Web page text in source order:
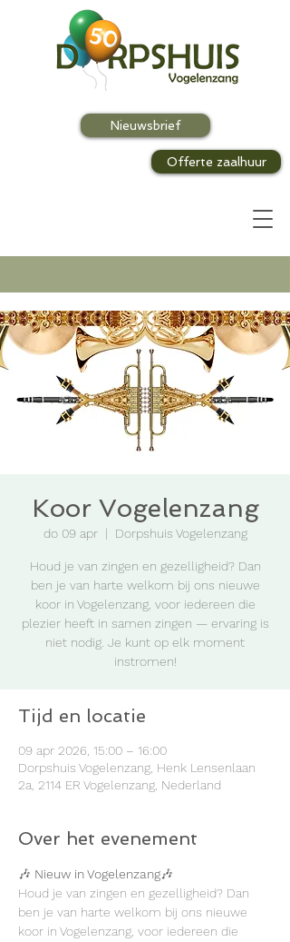
Offerte zaalhuur
Nieuwsbrief
Koor Vogelenzang
do 09 apr
  |
Dorpshuis Vogelenzang
Houd je van zingen en gezelligheid? Dan
ben je van harte welkom bij ons nieuwe
koor in Vogelenzang, voor iedereen die
plezier heeft in samen zingen — ervaring is
niet nodig. Je kunt op elk moment
instromen!
Tijd en locatie
09 apr 2026, 15:00 – 16:00
Dorpshuis Vogelenzang, Henk Lensenlaan
2a, 2114 ER Vogelenzang, Nederland
Over het evenement
🎶 Nieuw in Vogelenzang🎶
Houd je van zingen en gezelligheid? Dan
ben je van harte welkom bij ons nieuwe
koor in Vogelenzang, voor iedereen die